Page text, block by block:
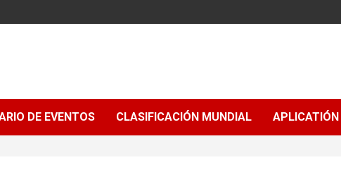
DE EVENTOS CLASIFICACIÓN MUNDIAL APLICATIÓN